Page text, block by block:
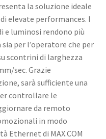
la soluzione ideale
elevate performances. I
e luminosi rendono più
per l’operatore che per
scontrini di larghezza
sec. Grazie
sarà sufficiente una
controllare le
da remoto
in modo
Ethernet di MAX.COM